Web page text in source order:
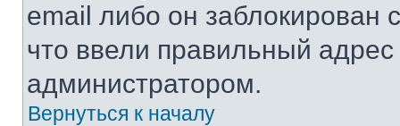
email либо он
что ввели правильный адрес
администратором.
Вернуться к началу